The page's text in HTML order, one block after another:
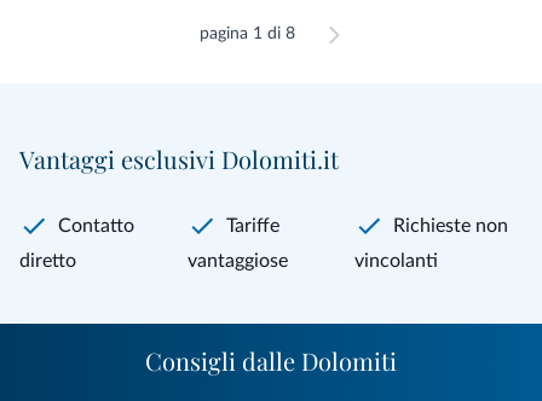
pagina 1 di 8
Vantaggi esclusivi Dolomiti.it
Contatto
diretto
Tariffe
vantaggiose
Richieste non
vincolanti
Consigli dalle Dolomiti